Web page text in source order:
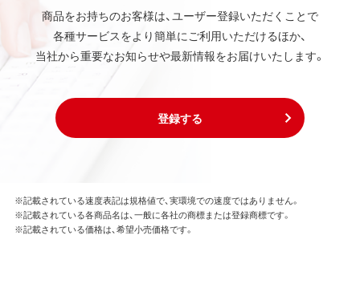
商品をお持ちのお客様は、ユーザー登録いただくことで
各種サービスをより簡単にご利用いただけるほか、
当社から重要なお知らせや最新情報をお届けいたします。
登録する
※記載されている速度表記は規格値で、実環境での速度ではありません。
※記載されている各商品名は、一般に各社の商標または登録商標です。
※記載されている価格は、希望小売価格です。